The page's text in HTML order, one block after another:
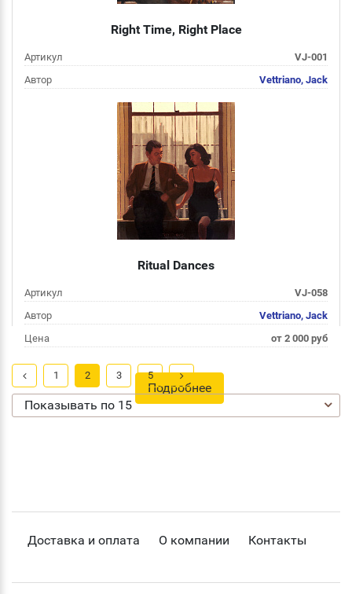
Right Time, Right Place
Артикул
VJ-001
Автор
Vettriano, Jack
Подробнее
Ritual Dances
Артикул
VJ-058
Автор
Vettriano, Jack
Цена
от 2 000 руб
Подробнее
1 2 3 5
Показывать по 15
Доставка и оплата О компании Контакты